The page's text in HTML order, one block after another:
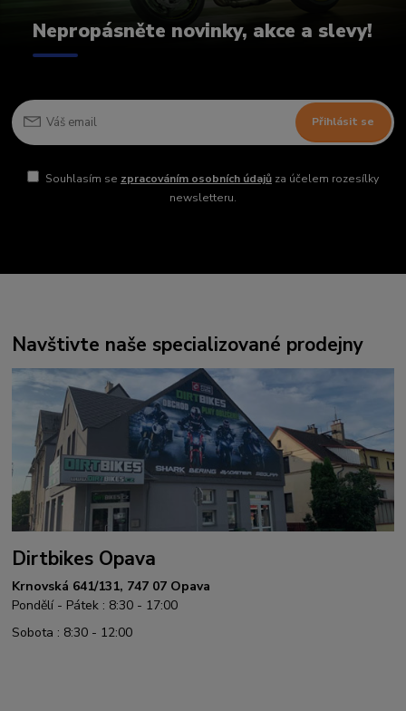
Nepropásněte novinky, akce a slevy!
Přihlásit se
Souhlasím se zpracováním osobních údajůza účelem rozesílky
newsletteru.
Navštivte naše specializované prodejny
Dirtbikes Opava
Krnovská 641/131, 747 07 Opava
Pondělí - Pátek : 8:30 - 17:00
Sobota : 8:30 - 12:00